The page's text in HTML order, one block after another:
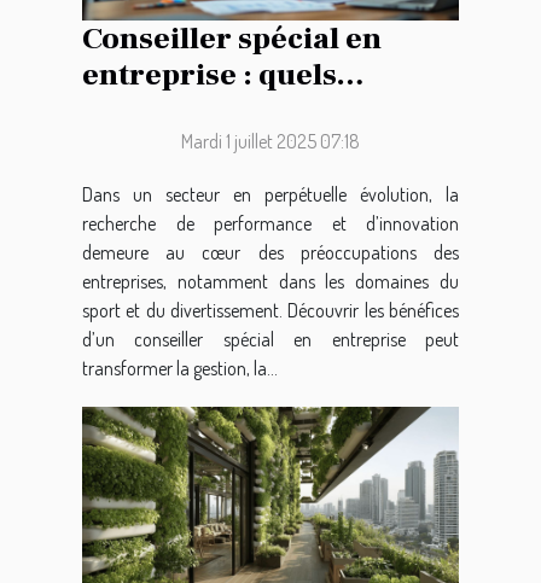
Conseiller spécial en
entreprise : quels
secteurs sportif et de
divertissement ?
Mardi 1 juillet 2025 07:18
Dans un secteur en perpétuelle évolution, la
recherche de performance et d’innovation
demeure au cœur des préoccupations des
entreprises, notamment dans les domaines du
sport et du divertissement. Découvrir les bénéfices
d’un conseiller spécial en entreprise peut
transformer la gestion, la...